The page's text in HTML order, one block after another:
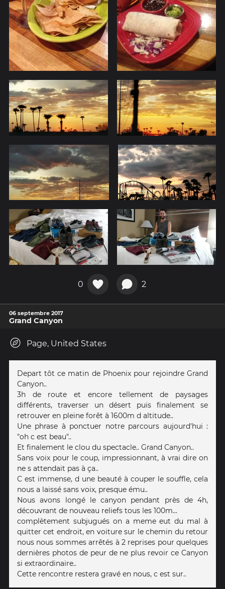
0 2
06 septembre 2017
Grand Canyon
Page, United States
Depart tôt ce matin de Phoenix pour rejoindre Grand
Canyon..
3h de route et encore tellement de paysages
différents, traverser un désert puis finalement se
retrouver en pleine forêt à 1600m d altitude..
Une phrase à ponctuer notre parcours aujourd'hui :
"oh c est beau"..
Et finalement le clou du spectacle.. Grand Canyon..
Sans voix pour le coup, impressionnant, à vrai dire on
ne s attendait pas à ça..
C est immense, d une beauté à couper le souffle, cela
nous a laissé sans voix, presque ému..
Nous avons longé le canyon pendant près de 4h,
découvrant de nouveau reliefs tous les 100m...
complètement subjugués on a meme eut du mal à
quitter cet endroit, en voiture sur le chemin du retour
nous nous sommes arrêtés à 2 reprises pour quelques
dernières photos de peur de ne plus revoir ce Canyon
si extraordinaire..
Cette rencontre restera gravé en nous, c est sur..